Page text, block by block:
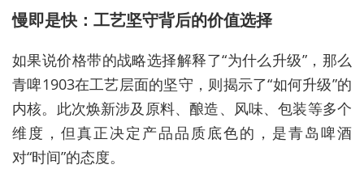
慢即是快：工艺坚守背后的价值选择
如果说价格带的战略选择解释了“为什么升级”，那么
青啤1903在工艺层面的坚守，则揭示了“如何升级”的
内核。此次焕新涉及原料、酿造、风味、包装等多个
维度，但真正决定产品品质底色的，是青岛啤酒
对“时间”的态度。